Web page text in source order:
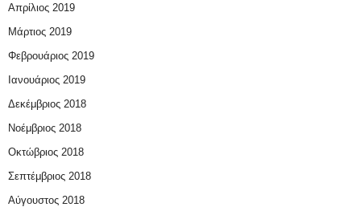
Απρίλιος 2019
Μάρτιος 2019
Φεβρουάριος 2019
Ιανουάριος 2019
Δεκέμβριος 2018
Νοέμβριος 2018
Οκτώβριος 2018
Σεπτέμβριος 2018
Αύγουστος 2018